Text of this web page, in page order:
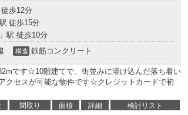
徒歩12分
徒歩15分
」駅 徒歩10分
構造 鉄筋コンクリート
です☆10階建てで、街並みに溶け込んだ落ち着い
クセスが可能な物件です☆クレジットカードで初
間取り 面積 詳細 検討リスト